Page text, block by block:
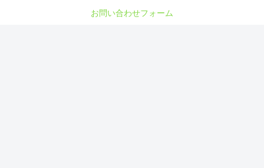
お問い合わせフォーム